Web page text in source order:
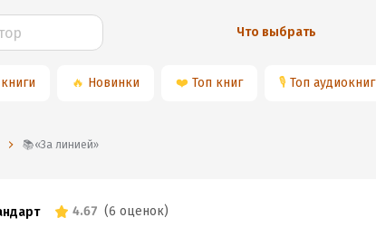
Что выбрать
🔥 Новинки ❤️ Топ книг 🎙 Топ аудиокниг
📚«За линией»
4.67 (6 оценок)